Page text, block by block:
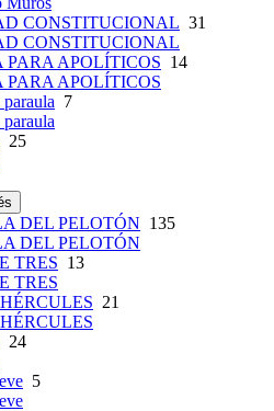
CONSTITUCIONAL 31
CONSTITUCIONAL
PARA APOLÍTICOS 14
PARA APOLÍTICOS
7
25
DEL PELOTÓN 135
DEL PELOTÓN
TRES 13
TRES
21
24
5